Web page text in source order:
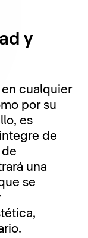
y
en cualquier
por su
es
de
una
se